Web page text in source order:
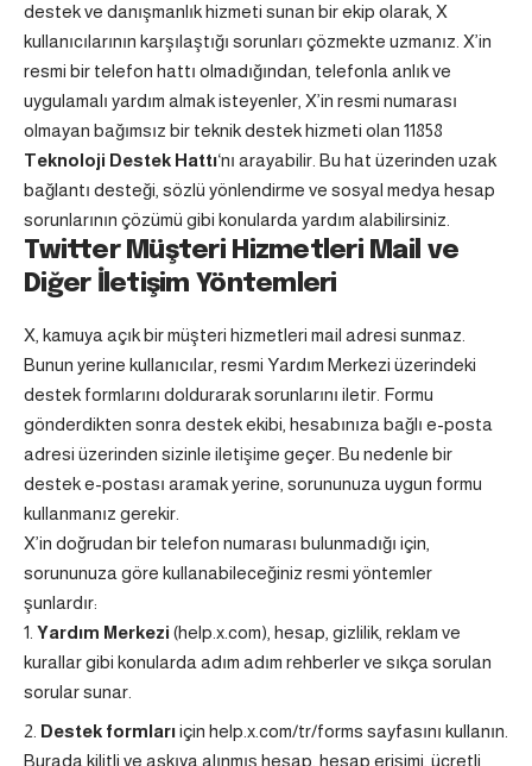
destek ve danışmanlık hizmeti sunan bir ekip olarak, X
kullanıcılarının karşılaştığı sorunları çözmekte uzmanız. X’in
resmi bir telefon hattı olmadığından, telefonla anlık ve
uygulamalı yardım almak isteyenler, X’in resmi numarası
olmayan bağımsız bir teknik destek hizmeti olan 11858
Teknoloji Destek Hattı‘nı arayabilir. Bu hat üzerinden uzak
bağlantı desteği, sözlü yönlendirme ve sosyal medya hesap
sorunlarının çözümü gibi konularda yardım alabilirsiniz.
Twitter Müşteri Hizmetleri Mail ve
Diğer İletişim Yöntemleri
X, kamuya açık bir müşteri hizmetleri mail adresi sunmaz.
Bunun yerine kullanıcılar, resmi Yardım Merkezi üzerindeki
destek formlarını doldurarak sorunlarını iletir. Formu
gönderdikten sonra destek ekibi, hesabınıza bağlı e-posta
adresi üzerinden sizinle iletişime geçer. Bu nedenle bir
destek e-postası aramak yerine, sorununuza uygun formu
kullanmanız gerekir.
X’in doğrudan bir telefon numarası bulunmadığı için,
sorununuza göre kullanabileceğiniz resmi yöntemler
şunlardır:
Yardım Merkezi (help.x.com), hesap, gizlilik, reklam ve
kurallar gibi konularda adım adım rehberler ve sıkça sorulan
sorular sunar.
Destek formlarıiçin help.x.com/tr/forms sayfasını kullanın.
Burada kilitli ve askıya alınmış hesap, hesap erişimi, ücretli